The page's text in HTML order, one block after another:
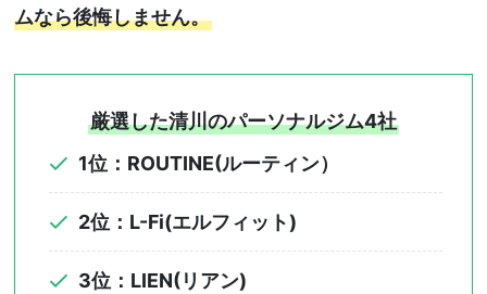
ムなら後悔しません。
厳選した清川のパーソナルジム4社
1位：ROUTINE(ルーティン）
2位：L-Fi(エルフィット)
3位：LIEN(リアン)